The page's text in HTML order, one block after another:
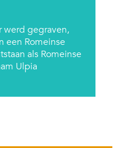
werd gegraven,
een Romeinse
als Romeinse
Ulpia